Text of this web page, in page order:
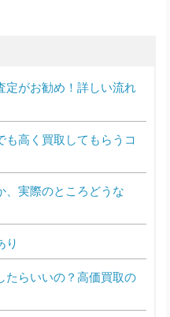
定がお勧め！詳しい流れ
高く買取してもらうコ
、実際のところどうな
り
たらいいの？高価買取の